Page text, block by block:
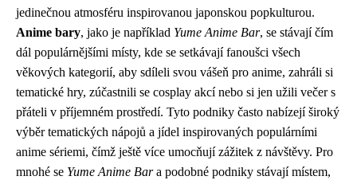
jedinečnou atmosféru inspirovanou japonskou popkulturou.
Anime bary, jako je například Yume Anime Bar, se stávají čím
dál populárnějšími místy, kde se setkávají fanoušci všech
věkových kategorií, aby sdíleli svou vášeň pro anime, zahráli si
tematické hry, zúčastnili se cosplay akcí nebo si jen užili večer s
přáteli v příjemném prostředí. Tyto podniky často nabízejí široký
výběr tematických nápojů a jídel inspirovaných populárními
anime sériemi, čímž ještě více umocňují zážitek z návštěvy. Pro
mnohé se Yume Anime Bara podobné podniky stávají místem,